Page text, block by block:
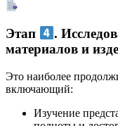
Этап
.
материалов и
Это наиболее
включающий:
Изучение